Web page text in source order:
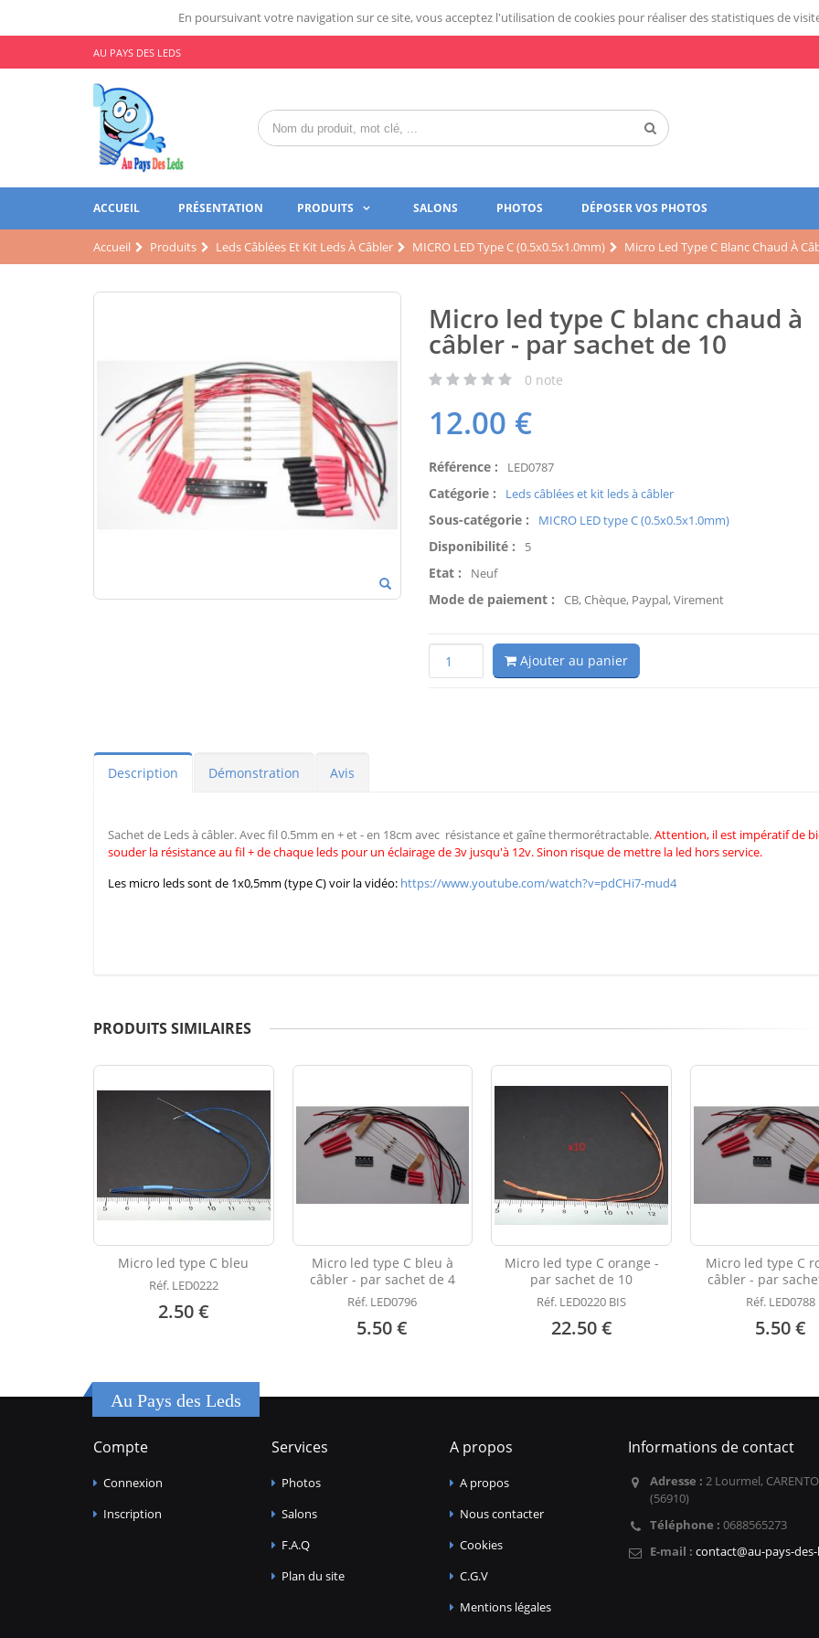
En poursuivant votre navigation sur ce site, vous acceptez l'utilisation de cookies pour réaliser des statistiques de
AU PAYS DES LEDS
ACCUEIL PRÉSENTATION PRODUITS SALONS PHOTOS DÉPOSER VOS PHOTOS
Accueil Produits Leds Câblées Et Kit Leds À Câbler MICRO LED Type C (0.5x0.5x1.0mm) Micro Led Type C Blanc Chaud À
Micro led type C blanc chaud à
câbler - par sachet de 10
0 note
12.00 €
Référence : LED0787
Catégorie : Leds câblées et kit leds à câbler
Sous-catégorie : MICRO LED type C (0.5x0.5x1.0mm)
Disponibilité : 5
Etat : Neuf
Mode de paiement : CB, Chèque, Paypal, Virement
Ajouter au panier
Description Démonstration Avis
Sachet de Leds à câbler. Avec fil 0.5mm en + et - en 18cm avec résistance et gaîne thermorétractable.Attention, il est impératif de
souder la résistance au fil + de chaque leds pour un éclairage de 3v jusqu'à 12v. Sinon risque de mettre la led hors service.
Les micro leds sont de 1x0,5mm (type C) voir la vidéo: https://www.youtube.com/watch?v=pdCHi7-mud4
PRODUITS SIMILAIRES
Micro led type C bleu
Réf. LED0222
2.50 €
Micro led type C bleu à
câbler - par sachet de 4
Réf. LED0796
5.50 €
Micro led type C orange -
par sachet de 10
Réf. LED0220 BIS
22.50 €
Micro led type C
câbler - par
Réf. LED0788
5.50 €
Au Pays des Leds
Compte
Connexion
Inscription
Services
Photos
Salons
F.A.Q
Plan du site
A propos
A propos
Nous contacter
Cookies
C.G.V
Mentions légales
Informations de contact
Adresse : 2 Lourmel,
(56910)
Téléphone : 0688565273
E-mail : contact@au-pays-